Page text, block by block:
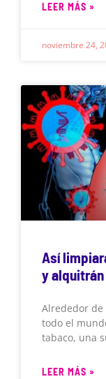
LEER MÁS »
noviembre 24,
Así
y
Alrededor de
todo el
tabaco, una
LEER MÁS »